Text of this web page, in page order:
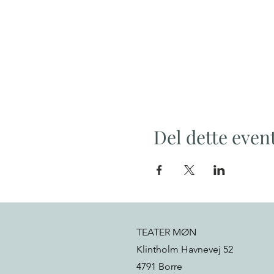
Del dette
TEATER MØN
Klintholm Havnevej 52
4791 Borre